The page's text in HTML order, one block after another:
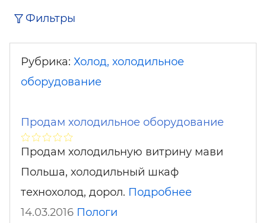
Фильтры
Рубрика: Холод, холодильное
оборудование
Продам холодильное оборудование
Продам холодильную витрину мави
Польша, холодильный шкаф
технохолод, дорол. Подробнее
14.03.2016 Пологи